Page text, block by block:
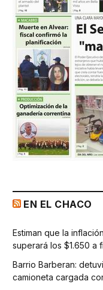
EN EL CHACO
Estiman que la
superará los $1.650 a
Barrio Barberan:
camioneta cargada